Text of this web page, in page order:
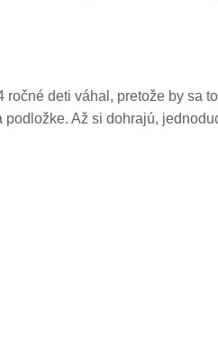
deti váhal, pretože by sa
Až si dohrajú,